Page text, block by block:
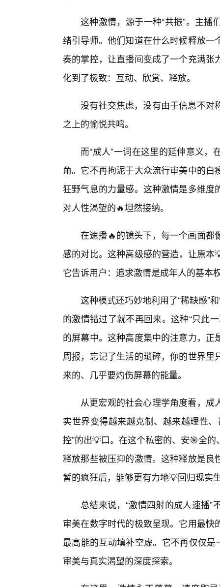
这种激情，源于一种“共振”。主
绪引导师。他们知道在什么时候释放
奏的掌控，让直播间变成了一个充满
化到了极致：互动、欣赏、释放。
没有社交焦虑，没有由于信息不对
之上的愉悦共鸣。
而“成人”一词在这里的延伸意义
角。它不再拘泥于大众流行审美中的
狂野气息的力量感。这种激情是多维
对人性渴望的🔥坦然接纳。
在速播🔥的镜头下，每一个画面都
感的对比。这种高级感的营造，让原
它告诉用户：追求激情是成年人的基本
这种模式还巧妙地利用了“稀缺感”
的激情错过了就不再回来。这种“只此
的屏幕中。这种高度集中的注意力，
周报，忘记了生活的琐碎，你的世界
来的、几乎要灼伤屏幕的能量。
从更宏观的社会心理学角度看，
实世界变得越来越克制、越来越理性
控”的出💡口。在这个私密的、安🎯全
释放那些被压抑的激情。这种释放是
暂的疯狂后，能够更有力地💡回归现实
总结来说，“激情四射的成人速播
审美在数字时代的极致呈现。它用最
最高能的互动填补空虚。它不再仅仅
审美与真实渴望的深度探索。